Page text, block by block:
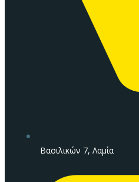
Βασιλικών 7, Λαμία